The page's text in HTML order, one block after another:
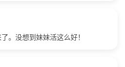
。没想到妹妹活这么好！